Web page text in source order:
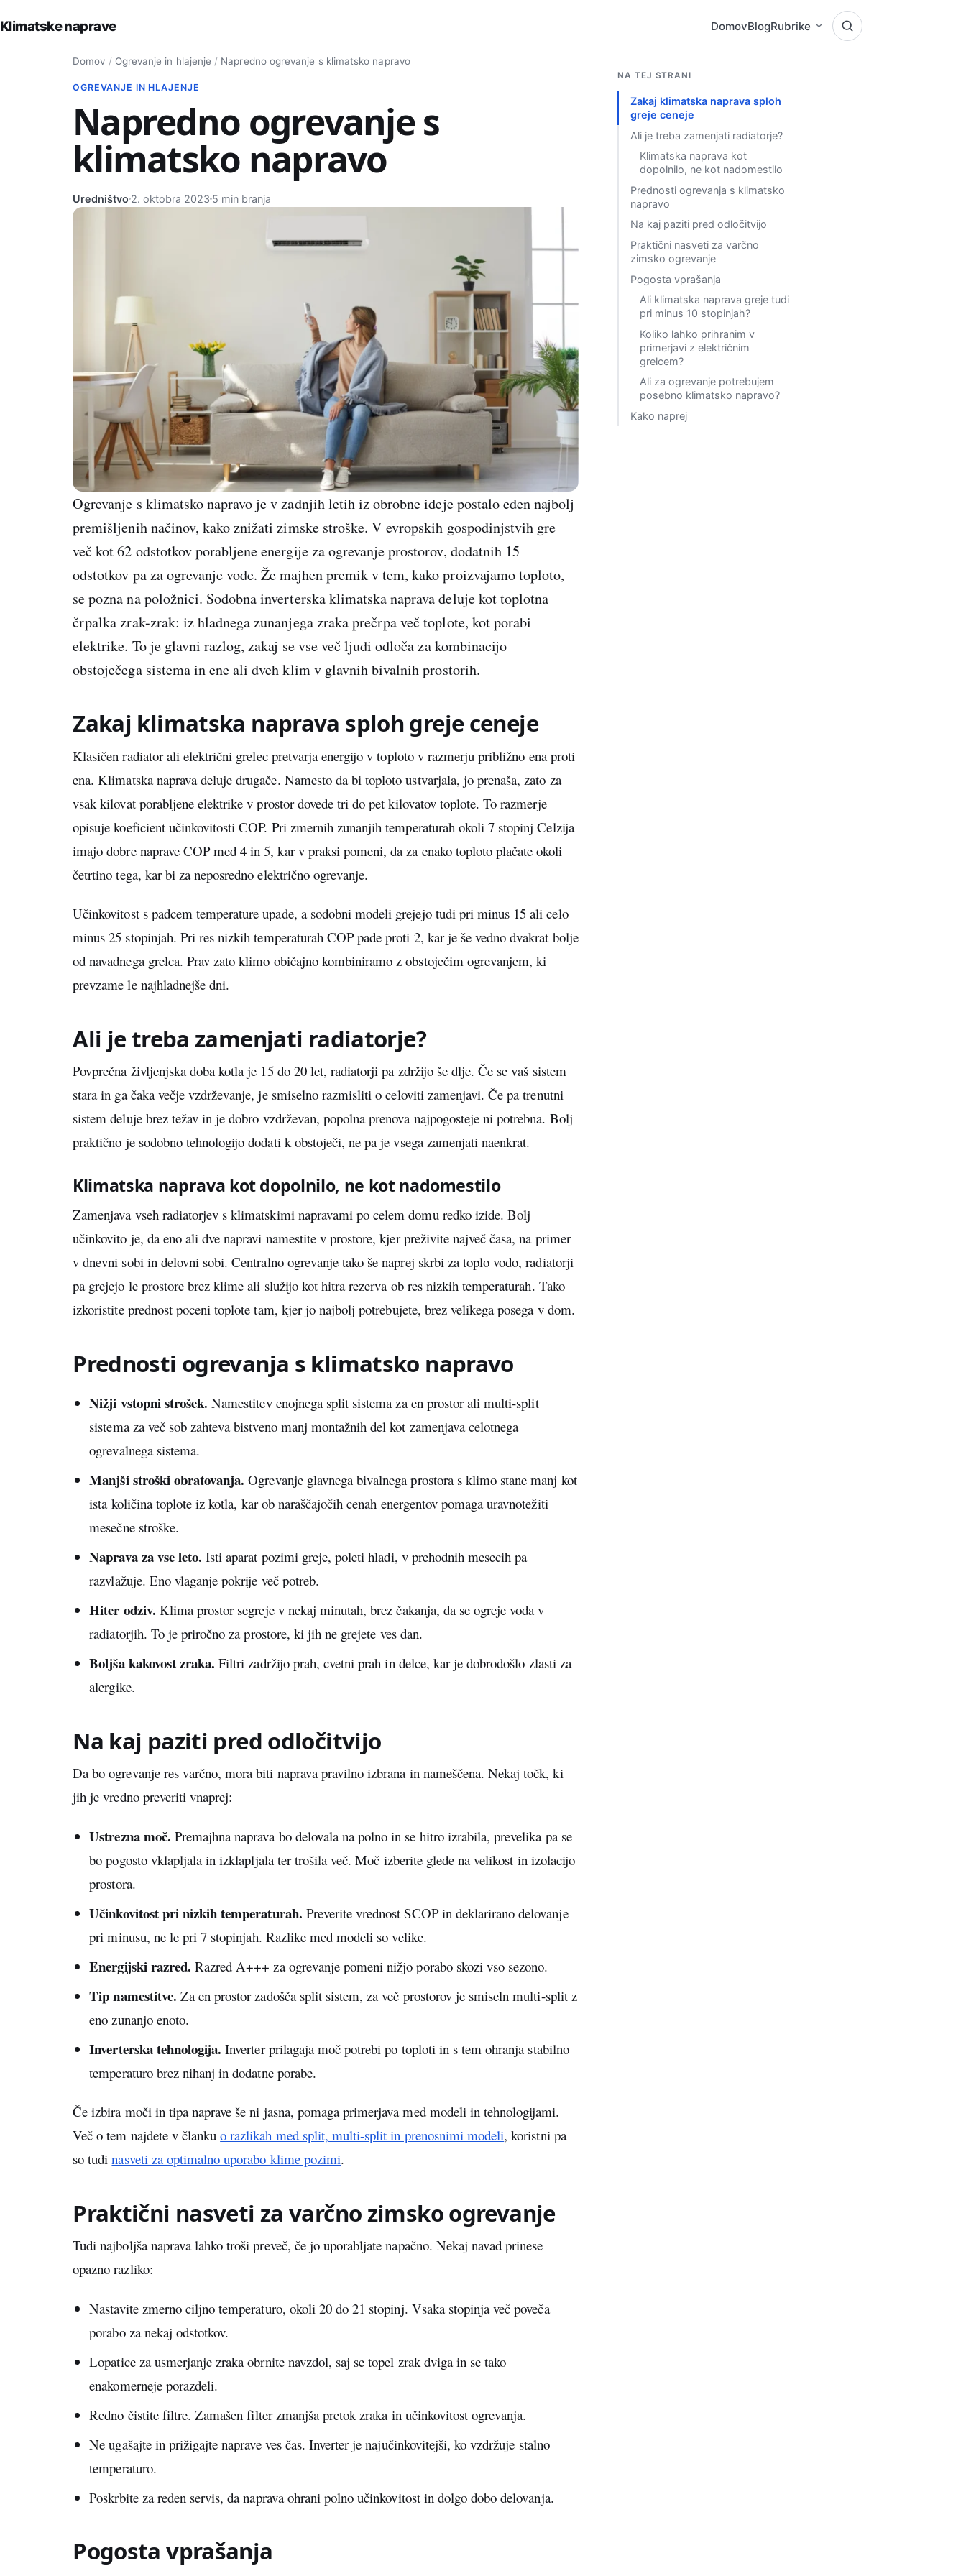
Klimatske naprave DomovBlogRubrike
Iskanje po strani
Domov / Ogrevanje in hlajenje / Napredno ogrevanje s klimatsko napravo
OGREVANJE IN HLAJENJE
Napredno ogrevanje s
klimatsko napravo
Uredništvo 2. oktobra 2023 5 min branja
Ogrevanje s klimatsko napravo je v zadnjih letih iz obrobne ideje postalo eden najbolj
premišljenih načinov, kako znižati zimske stroške. V evropskih gospodinjstvih gre
več kot 62 odstotkov porabljene energije za ogrevanje prostorov, dodatnih 15
odstotkov pa za ogrevanje vode. Že majhen premik v tem, kako proizvajamo toploto,
se pozna na položnici. Sodobna inverterska klimatska naprava deluje kot toplotna
črpalka zrak-zrak: iz hladnega zunanjega zraka prečrpa več toplote, kot porabi
elektrike. To je glavni razlog, zakaj se vse več ljudi odloča za kombinacijo
obstoječega sistema in ene ali dveh klim v glavnih bivalnih prostorih.
Zakaj klimatska naprava sploh greje ceneje
Klasičen radiator ali električni grelec pretvarja energijo v toploto v razmerju približno ena proti
ena. Klimatska naprava deluje drugače. Namesto da bi toploto ustvarjala, jo prenaša, zato za
vsak kilovat porabljene elektrike v prostor dovede tri do pet kilovatov toplote. To razmerje
opisuje koeficient učinkovitosti COP. Pri zmernih zunanjih temperaturah okoli 7 stopinj Celzija
imajo dobre naprave COP med 4 in 5, kar v praksi pomeni, da za enako toploto plačate okoli
četrtino tega, kar bi za neposredno električno ogrevanje.
Učinkovitost s padcem temperature upade, a sodobni modeli grejejo tudi pri minus 15 ali celo
minus 25 stopinjah. Pri res nizkih temperaturah COP pade proti 2, kar je še vedno dvakrat bolje
od navadnega grelca. Prav zato klimo običajno kombiniramo z obstoječim ogrevanjem, ki
prevzame le najhladnejše dni.
Ali je treba zamenjati radiatorje?
Povprečna življenjska doba kotla je 15 do 20 let, radiatorji pa zdržijo še dlje. Če se vaš sistem
stara in ga čaka večje vzdrževanje, je smiselno razmisliti o celoviti zamenjavi. Če pa trenutni
sistem deluje brez težav in je dobro vzdrževan, popolna prenova najpogosteje ni potrebna. Bolj
praktično je sodobno tehnologijo dodati k obstoječi, ne pa je vsega zamenjati naenkrat.
Klimatska naprava kot dopolnilo, ne kot nadomestilo
Zamenjava vseh radiatorjev s klimatskimi napravami po celem domu redko izide. Bolj
učinkovito je, da eno ali dve napravi namestite v prostore, kjer preživite največ časa, na primer
v dnevni sobi in delovni sobi. Centralno ogrevanje tako še naprej skrbi za toplo vodo, radiatorji
pa grejejo le prostore brez klime ali služijo kot hitra rezerva ob res nizkih temperaturah. Tako
izkoristite prednost poceni toplote tam, kjer jo najbolj potrebujete, brez velikega posega v dom.
Prednosti ogrevanja s klimatsko napravo
Nižji vstopni strošek. Namestitev enojnega split sistema za en prostor ali multi-split
sistema za več sob zahteva bistveno manj montažnih del kot zamenjava celotnega
ogrevalnega sistema.
Manjši stroški obratovanja. Ogrevanje glavnega bivalnega prostora s klimo stane manj kot
ista količina toplote iz kotla, kar ob naraščajočih cenah energentov pomaga uravnotežiti
mesečne stroške.
Naprava za vse leto. Isti aparat pozimi greje, poleti hladi, v prehodnih mesecih pa
razvlažuje. Eno vlaganje pokrije več potreb.
Hiter odziv. Klima prostor segreje v nekaj minutah, brez čakanja, da se ogreje voda v
radiatorjih. To je priročno za prostore, ki jih ne grejete ves dan.
Boljša kakovost zraka. Filtri zadržijo prah, cvetni prah in delce, kar je dobrodošlo zlasti za
alergike.
Na kaj paziti pred odločitvijo
Da bo ogrevanje res varčno, mora biti naprava pravilno izbrana in nameščena. Nekaj točk, ki
jih je vredno preveriti vnaprej:
Ustrezna moč. Premajhna naprava bo delovala na polno in se hitro izrabila, prevelika pa se
bo pogosto vklapljala in izklapljala ter trošila več. Moč izberite glede na velikost in izolacijo
prostora.
Učinkovitost pri nizkih temperaturah. Preverite vrednost SCOP in deklarirano delovanje
pri minusu, ne le pri 7 stopinjah. Razlike med modeli so velike.
Energijski razred. Razred A+++ za ogrevanje pomeni nižjo porabo skozi vso sezono.
Tip namestitve. Za en prostor zadošča split sistem, za več prostorov je smiseln multi-split z
eno zunanjo enoto.
Inverterska tehnologija. Inverter prilagaja moč potrebi po toploti in s tem ohranja stabilno
temperaturo brez nihanj in dodatne porabe.
Če izbira moči in tipa naprave še ni jasna, pomaga primerjava med modeli in tehnologijami.
Več o tem najdete v člankuo razlikah med split, multi-split in prenosnimi modeli, koristni pa
so tudinasveti za optimalno uporabo klime pozimi.
Praktični nasveti za varčno zimsko ogrevanje
Tudi najboljša naprava lahko troši preveč, če jo uporabljate napačno. Nekaj navad prinese
opazno razliko:
Nastavite zmerno ciljno temperaturo, okoli 20 do 21 stopinj. Vsaka stopinja več poveča
porabo za nekaj odstotkov.
Lopatice za usmerjanje zraka obrnite navzdol, saj se topel zrak dviga in se tako
enakomerneje porazdeli.
Redno čistite filtre. Zamašen filter zmanjša pretok zraka in učinkovitost ogrevanja.
Ne ugašajte in prižigajte naprave ves čas. Inverter je najučinkovitejši, ko vzdržuje stalno
temperaturo.
Poskrbite za reden servis, da naprava ohrani polno učinkovitost in dolgo dobo delovanja.
Pogosta vprašanja
NA TEJ STRANI
Zakaj klimatska naprava sploh
greje ceneje
Ali je treba zamenjati radiatorje?
Klimatska naprava kot
dopolnilo, ne kot nadomestilo
Prednosti ogrevanja s klimatsko
napravo
Na kaj paziti pred odločitvijo
Praktični nasveti za varčno
zimsko ogrevanje
Pogosta vprašanja
Ali klimatska naprava greje tudi
pri minus 10 stopinjah?
Koliko lahko prihranim v
primerjavi z električnim
grelcem?
Ali za ogrevanje potrebujem
posebno klimatsko napravo?
Kako naprej